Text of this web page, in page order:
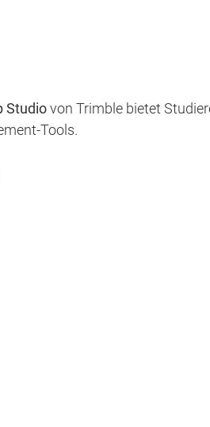
Studiovon Trimble bietet
Tools.